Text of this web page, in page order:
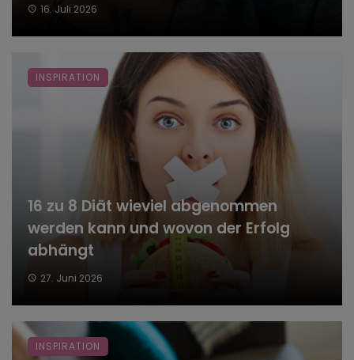
16. Juli 2026
16 zu 8 Diät wieviel abgenommen
werden kann und wovon der Erfolg
abhängt
27. Juni 2026
INSPIRATION
INSPIRATION